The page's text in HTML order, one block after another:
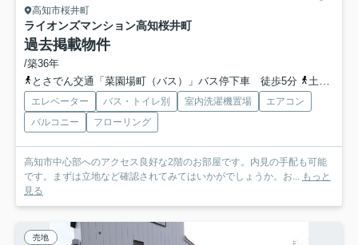
高知市桜井町
ライオンズマンション高知桜井町
過去掲載物件
/築36年
とさでん交通「菜園場町（バス）」バス停下車 徒歩5分
土讃線「高知」駅 徒歩14分
エレベーター バス・トイレ別 室内洗濯機置場
エアコン
バルコニー
フローリング
高知市中心部へのアクセス良好な2階のお部屋です。内見の手配も可能
です。まずは立地など確認されてみてはいかがでしょうか。お...
もっと
見る
売地